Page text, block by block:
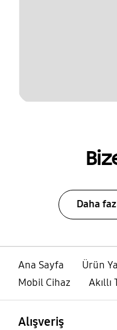
Daha
Ana Sayfa
Ürün
Mobil Cihaz
Akıllı
Alışveriş